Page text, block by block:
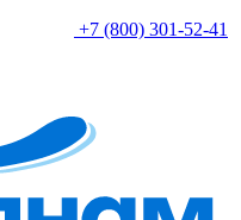
+7 (800) 301-52-41